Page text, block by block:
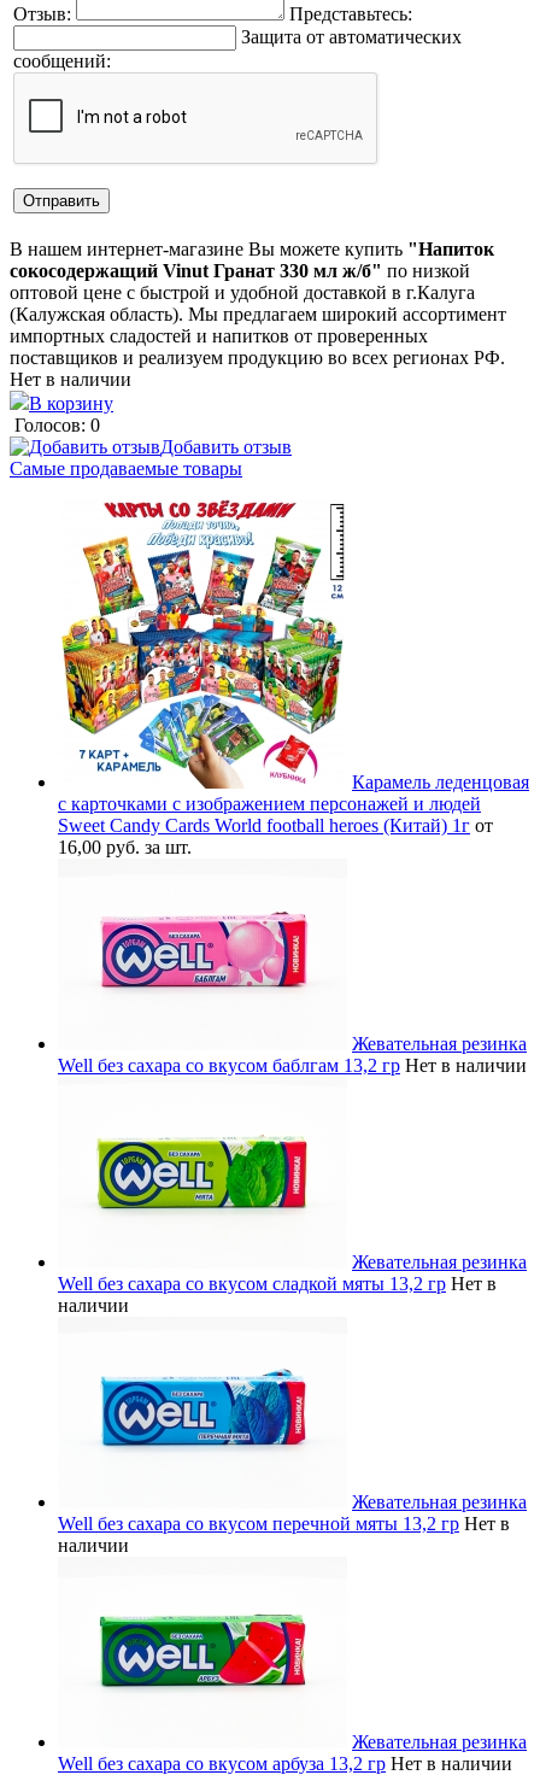
Отзыв:
Представьтесь:
Защита от автоматических
сообщений:
В нашем интернет-магазине Вы можете купить "Напиток
сокосодержащий Vinut Гранат 330 мл ж/б" по низкой
оптовой цене с быстрой и удобной доставкой в г.Калуга
(Калужская область). Мы предлагаем широкий ассортимент
импортных сладостей и напитков от проверенных
поставщиков и реализуем продукцию во всех регионах РФ.
Нет в наличии
В корзину
Голосов: 0
Добавить отзыв
Самые продаваемые товары
Карамель леденцовая
с карточками с изображением персонажей и людей
Sweet Candy Cards World football heroes (Китай) 1г от
16,00 руб. за шт.
Жевательная резинка
Well без сахара со вкусом баблгам 13,2 гр Нет в наличии
Жевательная резинка
Well без сахара со вкусом сладкой мяты 13,2 гр Нет в
наличии
Жевательная резинка
Well без сахара со вкусом перечной мяты 13,2 гр Нет в
наличии
Жевательная резинка
Well без сахара со вкусом арбуза 13,2 гр Нет в наличии